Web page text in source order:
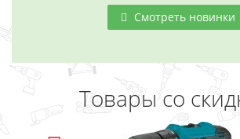
Смотреть новинки
Товары со